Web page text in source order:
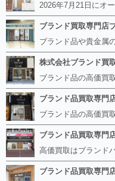
ブランド買取専門店
株式会社ブランド買
ブランド品買取専門
ブランド品買取専門
ブランド品買取専門